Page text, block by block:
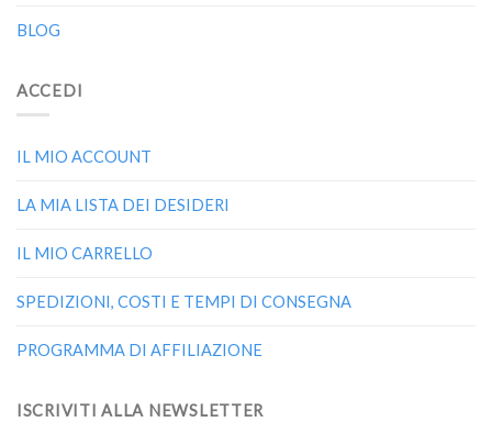
BLOG
ACCEDI
IL MIO ACCOUNT
LA MIA LISTA DEI DESIDERI
IL MIO CARRELLO
SPEDIZIONI, COSTI E TEMPI DI CONSEGNA
PROGRAMMA DI AFFILIAZIONE
ISCRIVITI ALLA NEWSLETTER